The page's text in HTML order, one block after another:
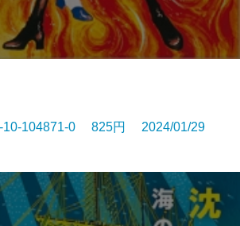
104871-0 825円 2024/01/29